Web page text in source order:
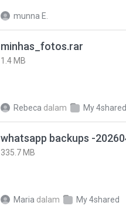
munna E.
minhas_fotos.rar
1.4 MB
Rebeca dalam My 4shared
335.7 MB
Maria dalam My 4shared